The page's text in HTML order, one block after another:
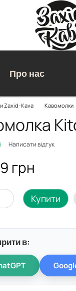
Про нас
Zaxid-Kava Кавомолки
Написати відгук
грн
Купити
в: